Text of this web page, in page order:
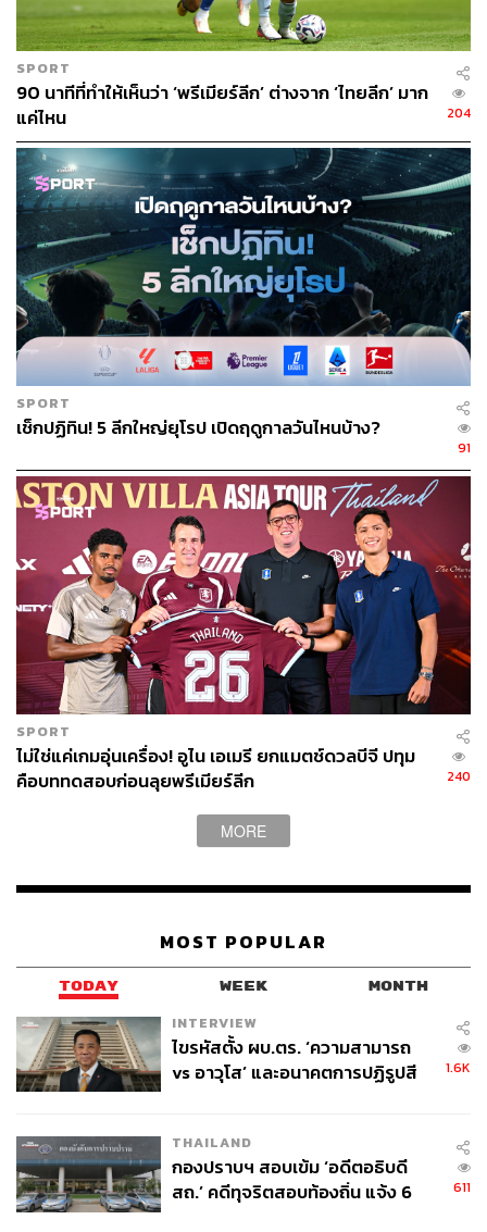
60
ABOUT THE AUTHOR
THE STANDARD TEAM
กองบรรณาธิการ THE STANDARD
SPORT
90 นาทีที่ทำให้เห็นว่า ‘พรีเมียร์ลีก’ ต่างจาก ‘ไทยลีก’ มาก
แค่ไหน
204
SPORT
เช็กปฏิทิน! 5 ลีกใหญ่ยุโรป เปิดฤดูกาลวันไหนบ้าง?
91
SPORT
ไม่ใช่แค่เกมอุ่นเครื่อง! อูไน เอเมรี ยกแมตช์ดวลบีจี ปทุม
คือบททดสอบก่อนลุยพรีเมียร์ลีก
240
MORE
MOST POPULAR
TODAY WEEK MONTH
INTERVIEW
ไขรหัสตั้ง ผบ.ตร. ‘ความสามารถ
vs อาวุโส’ และอนาคตการปฏิรูปสี
1.6K
THAILAND
กองปราบฯ สอบเข้ม ‘อดีตอธิบดี
สถ.’ คดีทุจริตสอบท้องถิ่น แจ้ง 6
611